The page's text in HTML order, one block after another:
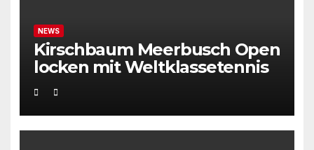
NEWS
Kirschbaum Meerbusch Open
locken mit Weltklassetennis